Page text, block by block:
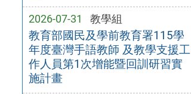
2026-07-31 教學組
教育部國民及學前教育署115學
年度臺灣手語教師 及教學支援工
作人員第1次增能暨回訓研習實
施計畫